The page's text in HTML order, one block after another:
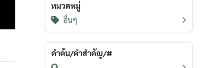
หมวดหมู่
อื่นๆ
คำค้น/คำสำคัญ/#